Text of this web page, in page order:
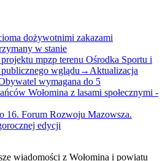
dożywotnimi zakazami
w stanie
projektu mpzp terenu Ośrodka Sportu i
wglądu → Aktualizacja
wymagana do 5
Wołomina z lasami społecznymi -
16. Forum Rozwoju Mazowsza.
edycji
wiadomości z Wołomina i powiatu